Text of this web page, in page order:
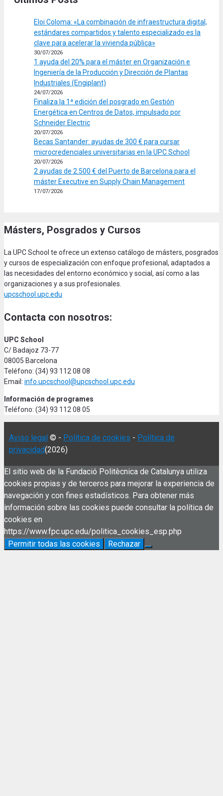
Eloi Coloma: «La combinación de infraestructura digital,
estándares compartidos y talento especializado es la
clave para acelerar la vivienda pública»
30/07/2026
1 ayuda del 20% para el máster en Organización e
Ingeniería de la Producción y Dirección de Plantas
Industriales (Engiplant)
24/07/2026
Finaliza la 1ª edición del posgrado en Gestión
Energética en Centros de Datos, impulsado por
Schneider Electric
20/07/2026
Becas Santander: ayudas de 300 € para cursar
microcredenciales universitarias en la UPC School
20/07/2026
2 ayudas de 2.500 € del Puerto de Barcelona para el
máster Executive en Supply Chain Management
17/07/2026
Másters, Posgrados y Cursos
La UPC School te ofrece un extenso catálogo de másters, posgrados
y cursos de especialización con enfoque profesional, adaptados a
las necesidades del entorno económico y social, así como a las
organizaciones y a sus profesionales.
upcschool.upc.edu
Contacta con nosotros:
UPC School
C/ Badajoz 73-77
08005 Barcelona
Teléfono: (34) 93 112 08 08
Email: info.upcschool@upcschool.upc.edu
Información de programes
Teléfono: (34) 93 112 08 05
Aviso legal © - Política de cookies - Política de
privacidad(2026)
El sitio web de la Fundació Politècnica de Catalunya utiliza
cookies propias y de terceros para mejorar la experiencia de
navegación y con fines estadísticos. Para obtener más
información sobre las cookies puede consultar la política de
cookies en
https://www.fpc.upc.edu/politica_cookies_esp.php
Permitir todas las cookies
Rechazar